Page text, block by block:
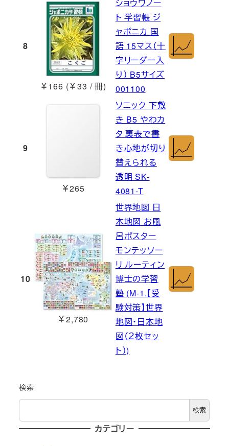
8
￥166 (￥33 / 冊)
ショウワノー
ト 学習帳 ジ
ャポニカ 国
語 15マス（十
字リーダー入
り） B5サイズ
001100
9
￥265
ソニック 下敷
き B5 やわカ
タ 裏表で書
き心地が切り
替えられる
透明 SK-
4081-T
10
￥2,780
世界地図 日
本地図 お風
呂ポスター
モンテッソー
リ ルーティン
博士の学習
塾 (M-1.【受
験対策】世界
地図・日本地
図（２枚セッ
ト）)
検索
検索
カテゴリー